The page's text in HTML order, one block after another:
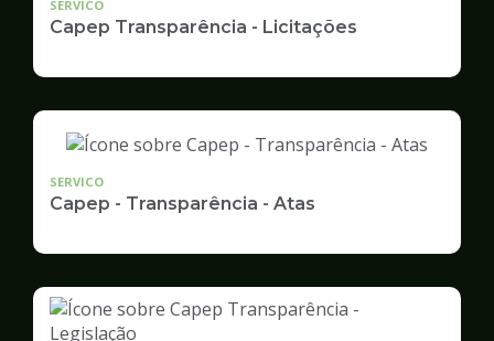
SERVICO
Capep Transparência - Licitações
SERVICO
Capep - Transparência - Atas